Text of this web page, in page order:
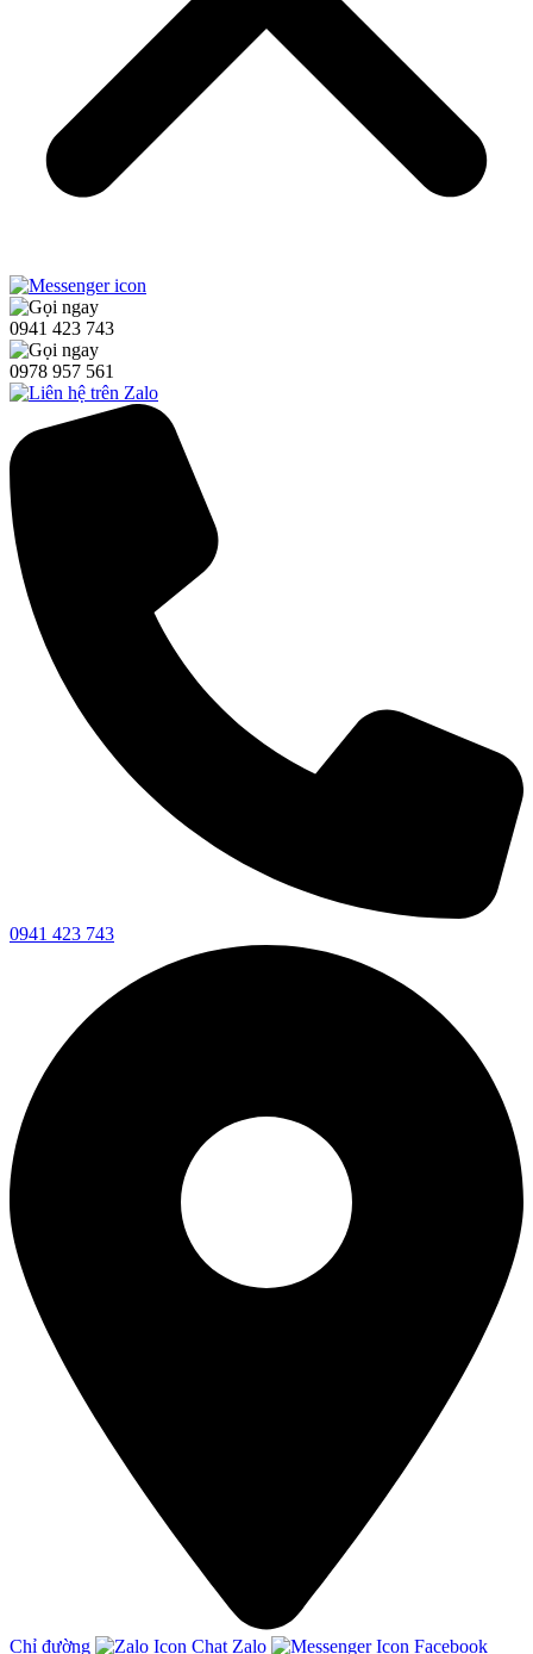
0941 423 743
0978 957 561
0941 423 743
Chỉ đường Chat Zalo Facebook